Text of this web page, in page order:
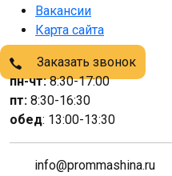
Вакансии
Карта сайта
Заказать звонок
пн-чт:8:30-17:00
пт: 8:30-16:30
обед: 13:00-13:30
info@prommashina.ru